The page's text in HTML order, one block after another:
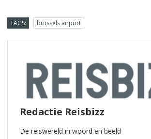
TAGS: brussels airport
Redactie Reisbizz
De reiswereld in woord en beeld